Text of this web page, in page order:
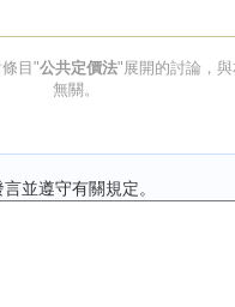
目"公共定價法"展開的討論，
無關。
並遵守有關規定。